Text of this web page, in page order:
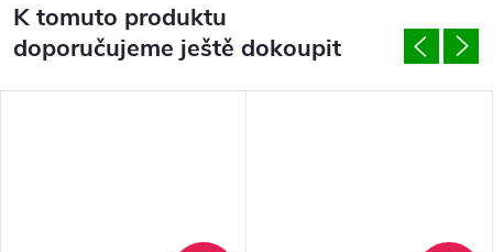
K tomuto produktu
doporučujeme ještě dokoupit